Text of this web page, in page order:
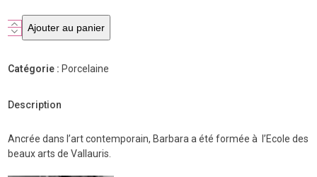
quantité
bleue,
par
Barbara
Schull
Ajouter au panier
Catégorie : Porcelaine
Description
Ancrée dans l’art contemporain, Barbara a été formée à l’Ecole des
beaux arts de Vallauris.